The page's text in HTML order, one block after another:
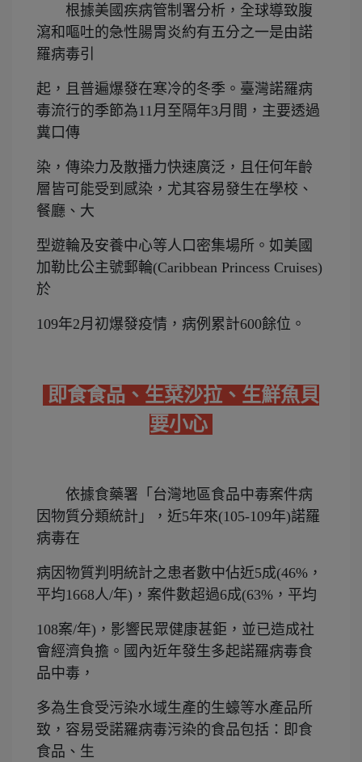
根據美國疾病管制署分析，全球導致腹
瀉和嘔吐的急性腸胃炎約有五分之一是由諾
羅病毒引
起，且普遍爆發在寒冷的冬季。臺灣諾羅病
毒流行的季節為11月至隔年3月間，主要透過
糞口傳
染，傳染力及散播力快速廣泛，且任何年齡
層皆可能受到感染，尤其容易發生在學校、
餐廳、大
型遊輪及安養中心等人口密集場所。如美國
加勒比公主號郵輪(Caribbean Princess Cruises)
於
109年2月初爆發疫情，病例累計600餘位。
即食食品、生菜沙拉、生鮮魚貝
要小心
依據食藥署「台灣地區食品中毒案件病
因物質分類統計」，近5年來(105-109年)諾羅
病毒在
病因物質判明統計之患者數中佔近5成(46%，
平均1668人/年)，案件數超過6成(63%， 平均
108案/年)， 影響民眾健康甚鉅，並已造成社
會經濟負擔。國內近年發生多起諾羅病毒食
品中毒，
多為生食受污染水域生產的生蠔等水產品所
致，容易受諾羅病毒污染的食品包括： 即食
食品、生